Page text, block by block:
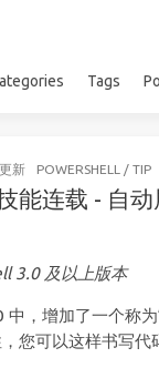
Tags
新 POWERSHELL / TIP
能连载 - 自
3.0 及以上版本
，增加了一个称
您可以这样书写代